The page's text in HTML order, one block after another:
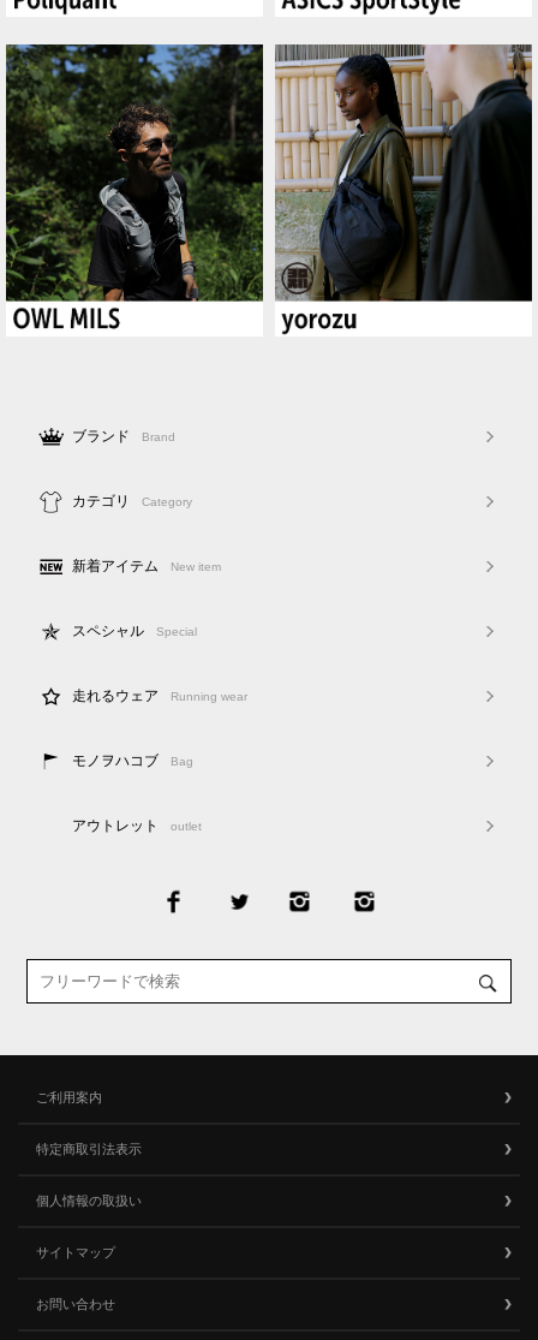
ブランド Brand
カテゴリ Category
新着アイテム New item
スペシャル Special
走れるウェア Running wear
モノヲハコブ Bag
アウトレット outlet
ご利用案内
特定商取引法表示
個人情報の取扱い
サイトマップ
お問い合わせ